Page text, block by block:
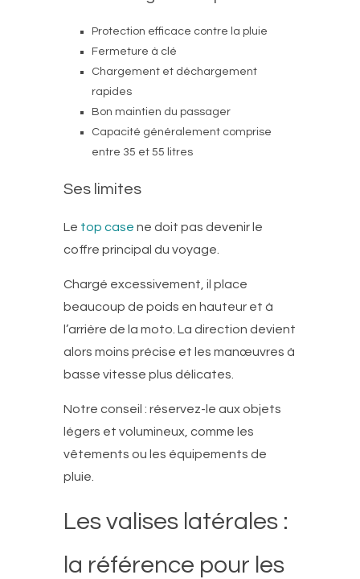
Protection efficace contre la pluie
Fermeture à clé
Chargement et déchargement
rapides
Bon maintien du passager
Capacité généralement comprise
entre 35 et 55 litres
Ses limites
Le top case ne doit pas devenir le
coffre principal du voyage.
Chargé excessivement, il place
beaucoup de poids en hauteur et à
l’arrière de la moto. La direction devient
alors moins précise et les manœuvres à
basse vitesse plus délicates.
Notre conseil : réservez-le aux objets
légers et volumineux, comme les
vêtements ou les équipements de
pluie.
Les valises latérales :
la référence pour les